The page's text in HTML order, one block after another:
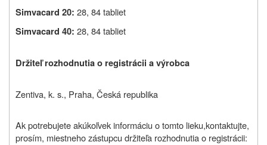
Simvacard 20: 28, 84 tabliet
Simvacard 40: 28, 84 tabliet
Držiteľ rozhodnutia o registrácii a výrobca
Zentiva, k. s., Praha, Česká republika
Ak potrebujete akúkoľvek informáciu o tomto lieku,kontaktujte,
prosím, miestneho zástupcu držiteľa rozhodnutia o registrácii: